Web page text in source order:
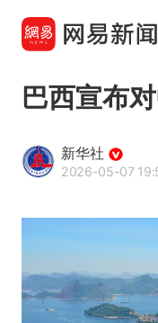
巴西宣布
新华社
2026-05-07